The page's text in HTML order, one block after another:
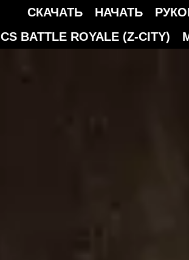
СКАЧАТЬ НАЧАТЬ
CS BATTLE ROYALE (Z-CITY)